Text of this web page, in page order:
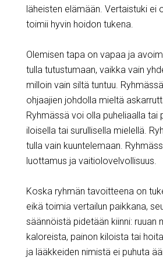
läheisten elämään. Vertaistuki ei
toimii hyvin hoidon tukena.
Olemisen tapa on vapaa ja
tulla tutustumaan, vaikka vain
milloin vain siltä tuntuu.
ohjaajien johdolla mieltä
Ryhmässä voi olla puheliaalla tai
iloisella tai surullisella mielellä.
tulla vain kuuntelemaan.
luottamus ja vaitiolovelvollisuus.
Koska ryhmän tavoitteena on
eikä toimia vertailun paikkana,
säännöistä pidetään kiinni: ruuan
kaloreista, painon kiloista tai
ja lääkkeiden nimistä ei puhuta